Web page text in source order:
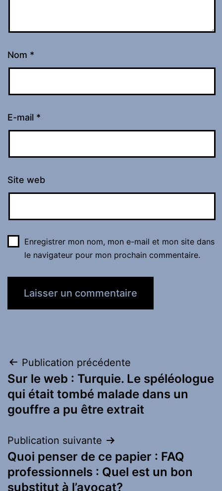
Nom *
E-mail *
Site web
Enregistrer mon nom, mon e-mail et mon site dans
le navigateur pour mon prochain commentaire.
Navigation
de
l’article
Publication précédente
Sur le web : Turquie. Le spéléologue
qui était tombé malade dans un
gouffre a pu être extrait
Publication suivante
Quoi penser de ce papier : FAQ
professionnels : Quel est un bon
substitut à l’avocat?